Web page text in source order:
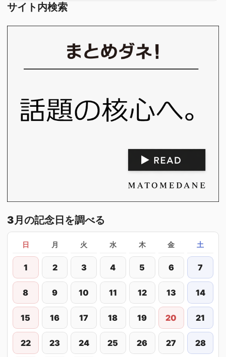
サイト内検索
3月の記念日を調べる
日 月 火 水 木 金 土
1 2 3 4 5 6 7
8 9 10 11 12 13 14
15 16 17 18 19 20 21
22 23 24 25 26 27 28